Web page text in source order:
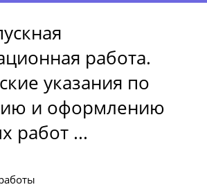
работа.
указания по
и оформлению
работ ...